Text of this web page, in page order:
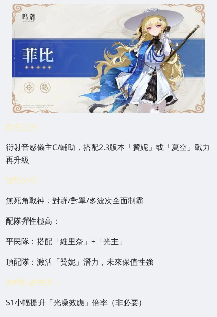
角色定位：
衍射音感儀主C/輔助，搭配2.3版本「贊妮」或「夏空」戰力
再升級
優勢分析：
無死角戰神：對群/對單/多波次全面制霸
配隊彈性極高：
平民隊：搭配「維里奈」+「光主」
頂配隊：激活「贊妮」潛力，未來保值性強
共鳴鏈優先級：
S1小幅提升「光噪效應」倍率（非必要）